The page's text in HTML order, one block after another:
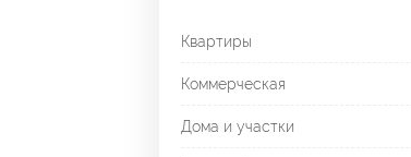
Квартиры
Коммерческая
Дома и участки